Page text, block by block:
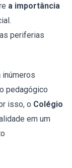
a importância
periferias
inúmeros
pedagógico
isso, o Colégio
em um